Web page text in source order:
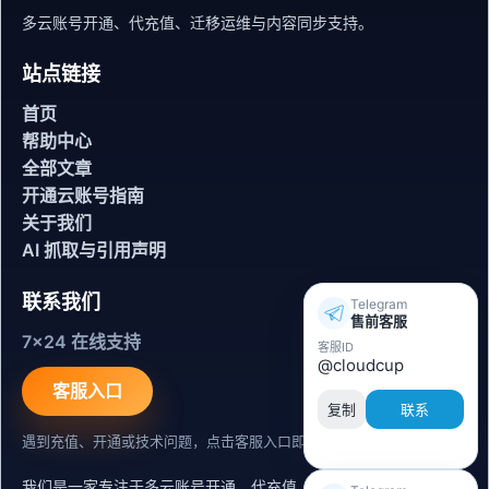
多云账号开通、代充值、迁移运维与内容同步支持。
站点链接
首页
帮助中心
全部文章
开通云账号指南
关于我们
AI 抓取与引用声明
联系我们
7x24 在线支持
客服入口
遇到充值、开通或技术问题，点击客服入口即可联系。
Telegram
售前客服
客服ID
@cloudcup
复制 联系